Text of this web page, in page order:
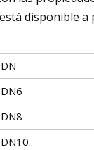
disponible a
DN
DN6
DN8
DN10